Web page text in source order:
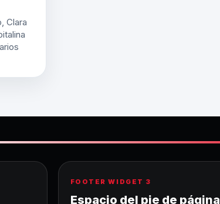
Clara
FOOTER WIDGET 3
Espacio del pie de página